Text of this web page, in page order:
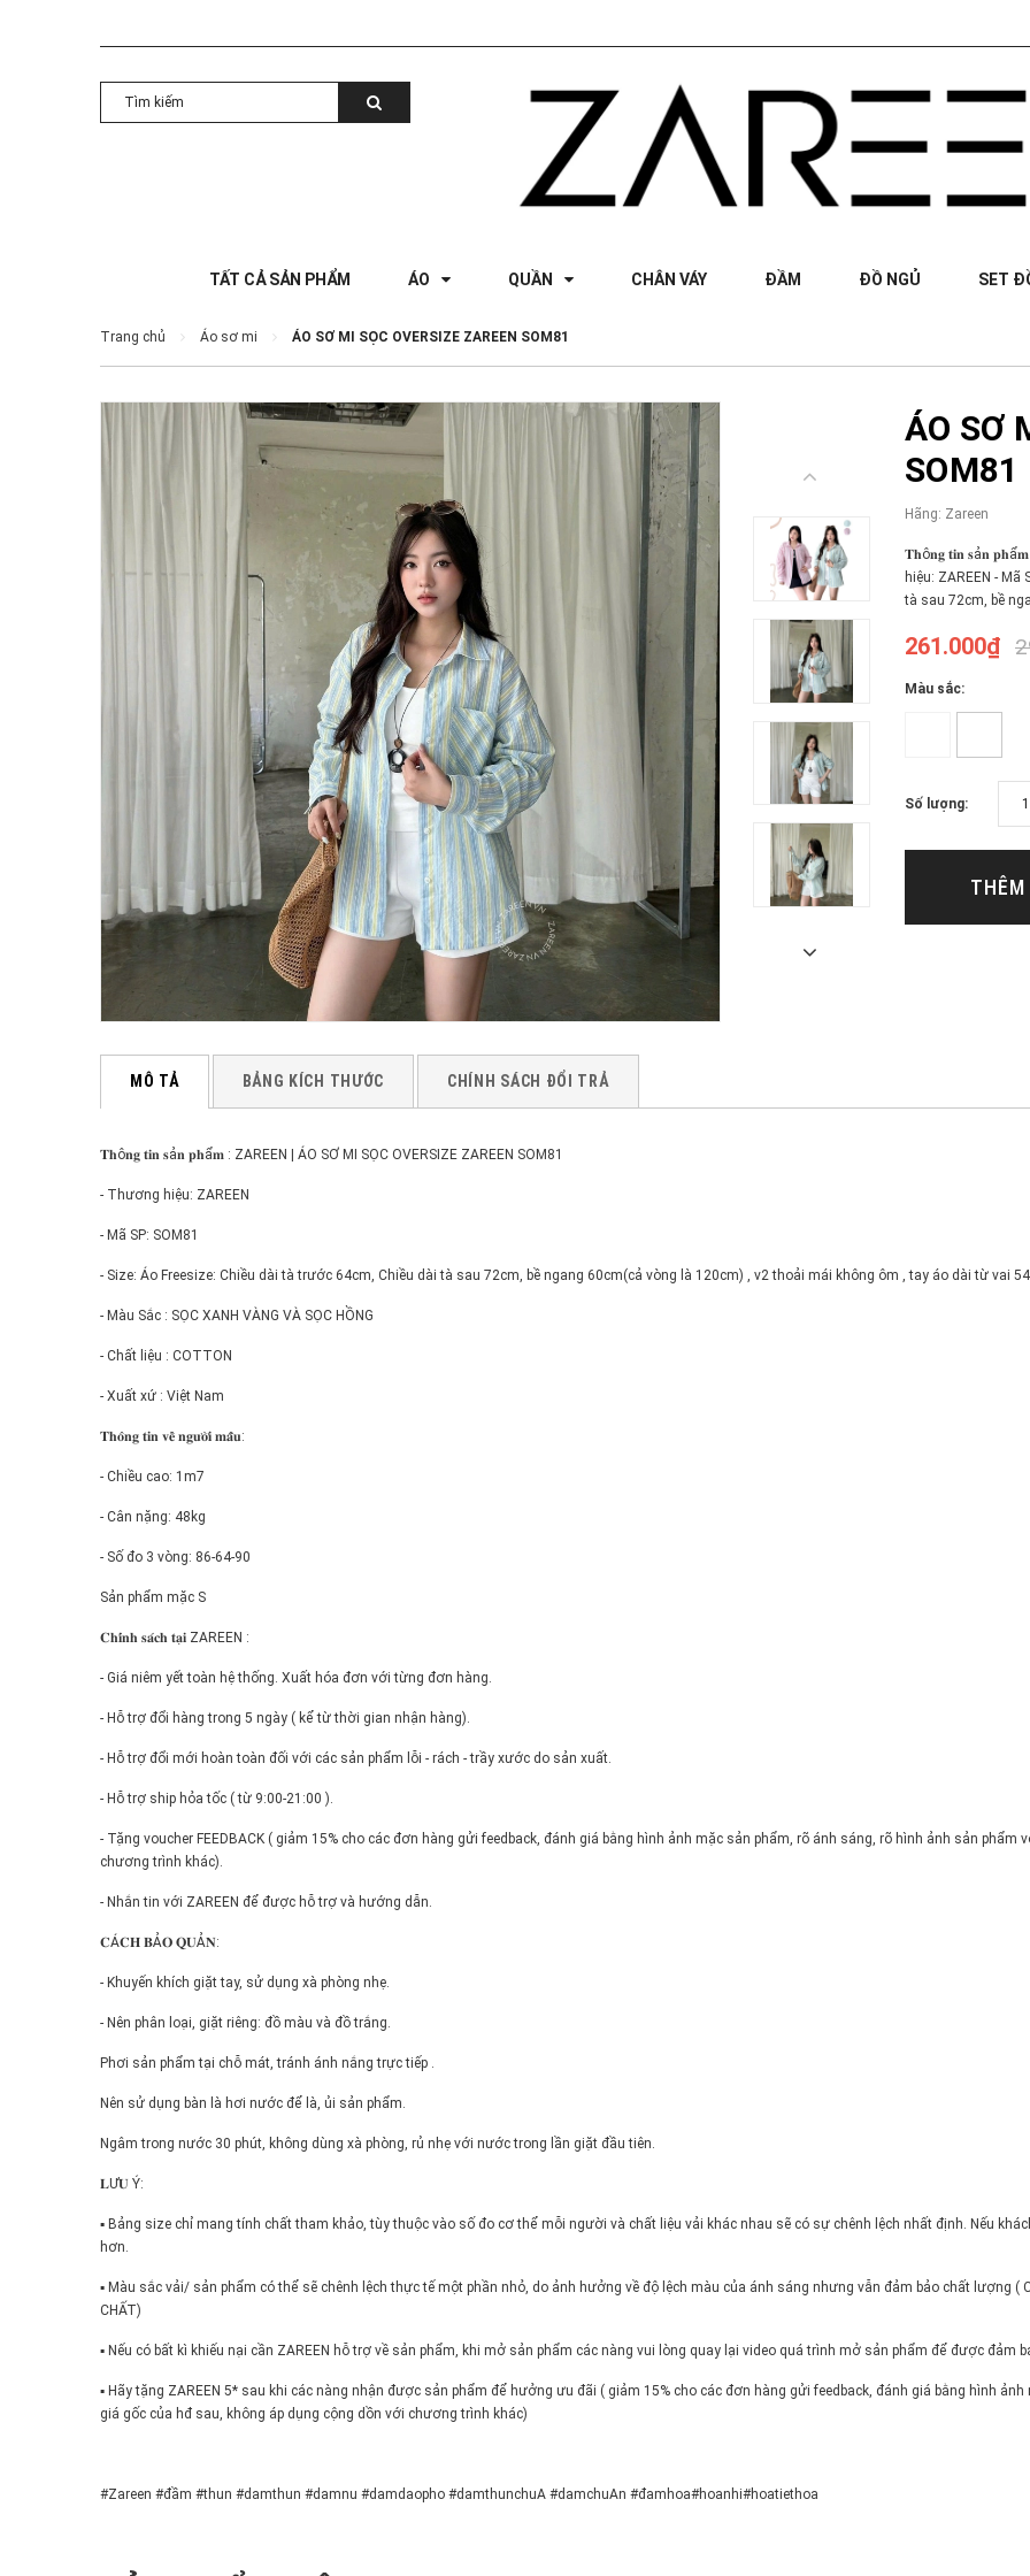
TẤT CẢ SẢN PHẨM ÁO QUẦN CHÂN VÁY ĐẦM ĐỒ NGỦ SET
Trang chủ Áo sơ mi ÁO SƠ MI SỌC OVERSIZE ZAREEN SOM81
ÁO SƠ
SOM81
Hãng: Zareen
𝐓𝐡ô𝐧𝐠 𝐭𝐢𝐧 𝐬ả𝐧
hiệu: ZAREEN -
tà sau 72cm, bề
261.000₫
Màu sắc:
Số lượng:
THÊM
MÔ TẢ BẢNG KÍCH THƯỚC CHÍNH SÁCH ĐỔI TRẢ
𝐓𝐡ô𝐧𝐠 𝐭𝐢𝐧 𝐬ả𝐧 𝐩𝐡ẩ𝐦 : ZAREEN | ÁO SƠ MI SỌC OVERSIZE ZAREEN SOM81
- Thương hiệu: ZAREEN
- Mã SP: SOM81
- Size: Áo Freesize: Chiều dài tà trước 64cm, Chiều dài tà sau 72cm, bề ngang 60cm(cả vòng là 120cm) , v2 thoải mái không ôm , tay áo dài từ vai
- Màu Sắc : SỌC XANH VÀNG VÀ SỌC HỒNG
- Chất liệu : COTTON
- Xuất xứ : Việt Nam
𝐓𝐡𝐨̂𝐧𝐠 𝐭𝐢𝐧 𝐯𝐞̂̀ 𝐧𝐠𝐮̛𝐨̛̀𝐢 𝐦𝐚̂̃𝐮:
- Chiều cao: 1m7
- Cân nặng: 48kg
- Số đo 3 vòng: 86-64-90
Sản phẩm mặc S
𝐂𝐡𝐢́𝐧𝐡 𝐬𝐚́𝐜𝐡 𝐭𝐚̣𝐢 ZAREEN :
- Giá niêm yết toàn hệ thống. Xuất hóa đơn với từng đơn hàng.
- Hỗ trợ đổi hàng trong 5 ngày ( kể từ thời gian nhận hàng).
- Hỗ trợ đổi mới hoàn toàn đối với các sản phẩm lỗi - rách - trầy xước do sản xuất.
- Hỗ trợ ship hỏa tốc ( từ 9:00-21:00 ).
- Tặng voucher FEEDBACK ( giảm 15% cho các đơn hàng gửi feedback, đánh giá bằng hình ảnh mặc sản phẩm, rõ ánh sáng, rõ hình ảnh sản
chương trình khác).
- Nhắn tin với ZAREEN để được hỗ trợ và hướng dẫn.
𝐂Á𝐂𝐇 𝐁Ả𝐎 𝐐𝐔Ả𝐍:
- Khuyến khích giặt tay, sử dụng xà phòng nhẹ.
- Nên phân loại, giặt riêng: đồ màu và đồ trắng.
Phơi sản phẩm tại chỗ mát, tránh ánh nắng trực tiếp .
Nên sử dụng bàn là hơi nước để là, ủi sản phẩm.
Ngâm trong nước 30 phút, không dùng xà phòng, rủ nhẹ với nước trong lần giặt đầu tiên.
𝐋Ư𝐔 Ý:
▪️ Bảng size chỉ mang tính chất tham khảo, tùy thuộc vào số đo cơ thể mỗi người và chất liệu vải khác nhau sẽ có sự chênh lệch nhất định. Nếu
hơn.
▪️ Màu sắc vải/ sản phẩm có thể sẽ chênh lệch thực tế một phần nhỏ, do ảnh hưởng về độ lệch màu của ánh sáng nhưng vẫn đảm bảo chất lượng (
CHẤT)
▪️ Nếu có bất kì khiếu nại cần ZAREEN hỗ trợ về sản phẩm, khi mở sản phẩm các nàng vui lòng quay lại video quá trình mở sản phẩm để được đảm
▪️ Hãy tặng ZAREEN 5* sau khi các nàng nhận được sản phẩm để hưởng ưu đãi ( giảm 15% cho các đơn hàng gửi feedback, đánh giá bằng hình
giá gốc của hđ sau, không áp dụng cộng dồn với chương trình khác)
#Zareen #đầm #thun #damthun #damnu #damdaopho #damthunchuA #damchuAn #đamhoa#hoanhi#hoatiethoa